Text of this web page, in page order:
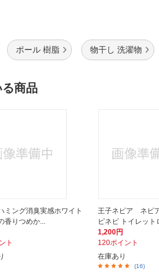
ポール 樹脂 物干し 洗濯物
商品
ング消臭実感ホワイト
香りつめか...
ト
王子ネピア ネピ
ピネピ トイレット
1,200円
120ポイント
在庫あり
(16)